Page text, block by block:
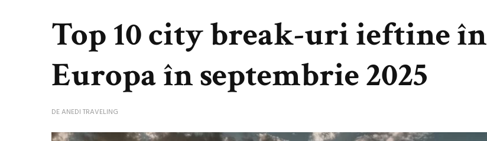
Top 10 city break-uri ieftine în
Europa în septembrie 2025
DEANEDI TRAVELING